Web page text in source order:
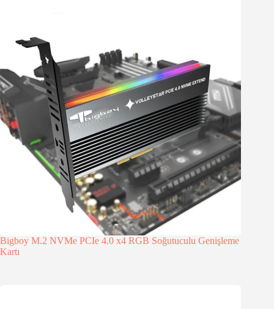
Bigboy M.2 NVMe PCIe 4.0 x4 RGB Soğutuculu Genişleme
Kartı